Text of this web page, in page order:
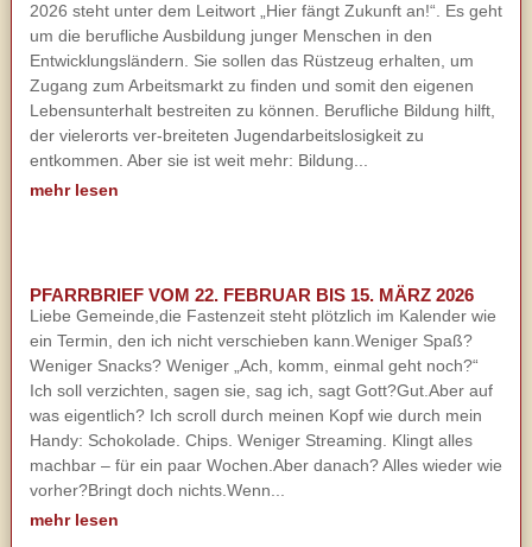
2026 steht unter dem Leitwort „Hier fängt Zukunft an!“. Es geht
um die berufliche Ausbildung junger Menschen in den
Entwicklungsländern. Sie sollen das Rüstzeug erhalten, um
Zugang zum Arbeitsmarkt zu finden und somit den eigenen
Lebensunterhalt bestreiten zu können. Berufliche Bildung hilft,
der vielerorts ver-breiteten Jugendarbeitslosigkeit zu
entkommen. Aber sie ist weit mehr: Bildung...
mehr lesen
PFARRBRIEF VOM 22. FEBRUAR BIS 15. MÄRZ 2026
Liebe Gemeinde,die Fastenzeit steht plötzlich im Kalender wie
ein Termin, den ich nicht verschieben kann.Weniger Spaß?
Weniger Snacks? Weniger „Ach, komm, einmal geht noch?“
Ich soll verzichten, sagen sie, sag ich, sagt Gott?Gut.Aber auf
was eigentlich? Ich scroll durch meinen Kopf wie durch mein
Handy: Schokolade. Chips. Weniger Streaming. Klingt alles
machbar – für ein paar Wochen.Aber danach? Alles wieder wie
vorher?Bringt doch nichts.Wenn...
mehr lesen